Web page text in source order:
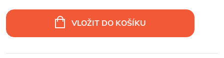
cena:
VLOŽIT DO KOŠÍKU